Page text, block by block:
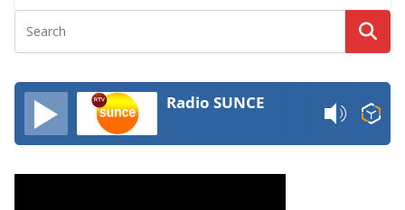
Radio SUNCE